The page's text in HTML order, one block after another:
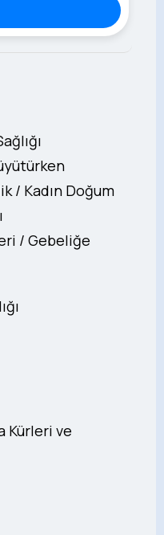
/ Kadın Doğum
/ Gebeliğe
Kürleri ve